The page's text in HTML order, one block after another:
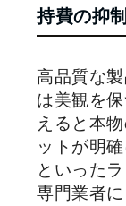
持費の抑
高品質な
は美観を
えると本
ットが明
といった
専門業者